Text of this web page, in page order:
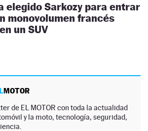
elegido Sarkozy para entrar
monovolumen francés
un SUV
MOTOR
de EL MOTOR con toda la actualidad
y la moto, tecnología, seguridad,